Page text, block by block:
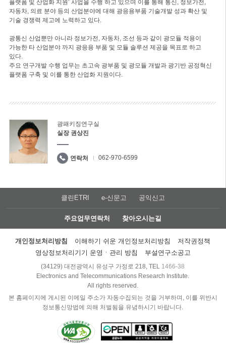
플랫폼 및 산업화 지원’ 사업을 수행 하고 있으며 이를 통해 통신, 정보가전,
자동차, 의료 분야 등의 산업분야에 대해 광응용부품 기술개발 성과 확산 및
기술 경쟁력 제고에 노력하고 있다.
광통신 산업뿐만 아니라 정보가전, 자동차, 조선 등과 같이 광모듈 적용이
가능한 타 산업분야 까지 광응용 부품 및 모듈 솔루션 제공을 목표로 하고
있다.
주요 연구개발 수행 업무는 초고속 광부품 및 광모듈 개발과 광기반 공정혁신
플랫폼 구축 및 이를 통한 산업화 지원이다.
광패키징연구실
실장 권상진
연락처 062-970-6599
클린ETRI e-신문고 공익신고
주요업무연락처 찾아오시는길
개인정보처리방침 이해하기 쉬운 개인정보처리방침
저작권정책
영상정보처리기기 운영ㆍ관리 방침
부설연구소공고
(34129) 대전광역시 유성구 가정로 218, TEL 1466-38
Electronics and Telecommunications Research Institute.
All rights reserved.
본 홈페이지에 게시된 이메일 주소가 자동수집되는 것을 거부하며, 이를 위반시
정보통신망법에 의해 처벌됨을 유념하시기 바랍니다.